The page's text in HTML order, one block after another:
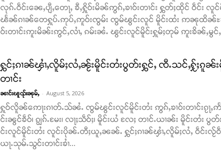
လုၵ်ႉဝဵင်းၼေႇပျီႇတေႃႇ ၶီႇႁိူဝ်းမိၼ်ဢွၵ်ႇၶၢဝ်းတၢင်း ႁွတ်ႈထိုင် ဝဵင်း လူင်
ၽႅၼ်ၵၢၼ်တေႁူပ်ႉဢုပ်ႇဢူဝ်းၸွမ်း ၸွမ်ၽွင်းလူင် မိူင်းထႆး ဢၼုထိၼ်ႊၶ
ဝ်းတၢင်းဢူးမိၼ်းဢွင်ႇလၢႆႇ ၵမ်းၼႆႉ ၽွင်းလူင်မိူင်းႁူမ်ႈတုမ် ဢူးၶိၼ်ႇမွင်ႇ
ႁွင်ႈၵၢၼ်ၾၢႆႇလိူမ်ႈလႆႇၼႂ်းမိူင်းတႆးပွတ်းႁွင်ႇ ၸီႉသင်ႇႁႂ်ႈၵူၼ်းမိူ
တၢင်း
ၼၢင်းၽူၺ်းၼုမ်ႇ - August 5, 2026
ႁူဝ်လိူၼ်ဢေႃးၵၢတ်ႉသ်ၼႆႉ ၸွမ်ၽွင်းလူင်မိူင်းတႆး ဢွၵ်ႇၶၢဝ်းတၢင်းၵႂႃႇ
င်းၼွင်ၶဵဝ်၊ ၵျွၵ်ႉမႄး၊ လႃႈသဵဝ်ႈ၊ မိူင်းယႆ လႄႈ တၢင်ႉယၢၼ်း မိူင်းတႆး
င်းလူင်မိူင်းတႆး လူင်းပိုၼ်ႉတီႈယူႇၼၼ်ႉ ႁွင်ႈၵၢၼ်ၾၢႆႇလိူမ်ႈလႆႇ ဝဵင်းလႂ်
ယႃႉသုမ်ႉသွင်းတၢင်းၶၢႆ...